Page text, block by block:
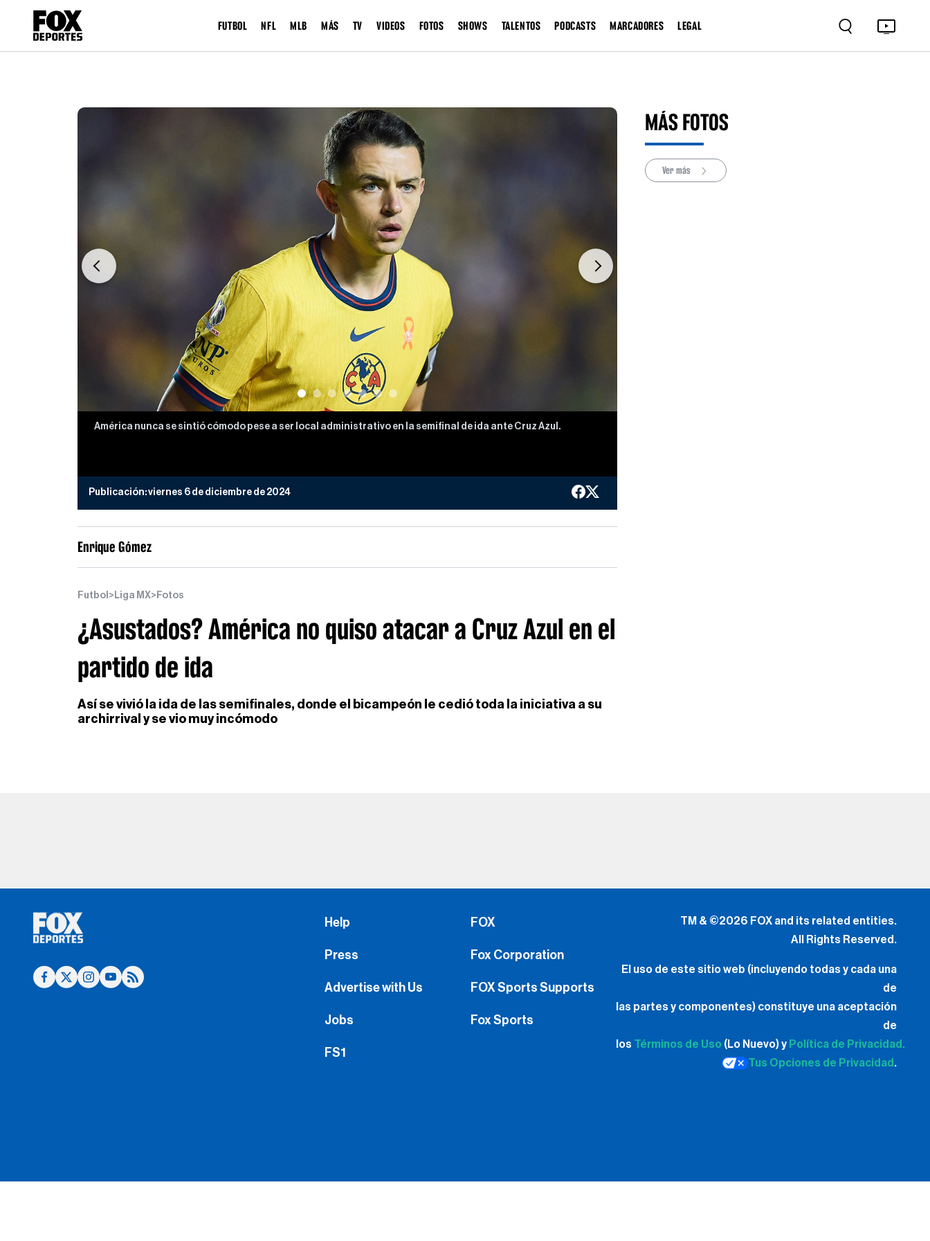
FUTBOL NFL MLB MÁS TV VIDEOS FOTOS SHOWS TALENTOS PODCASTS MARCADORES LEGAL
Previous Next
América nunca se sintió cómodo pese a ser local administrativo en la semifinal de ida ante Cruz Azul.
Publicación:viernes 6 de diciembre de 2024
Enrique Gómez
Futbol > Liga MX> Fotos
¿Asustados? América no quiso atacar a Cruz Azul en el
partido de ida
Así se vivió la ida de las semifinales, donde el bicampeón le cedió toda la iniciativa a su
archirrival y se vio muy incómodo
MÁS FOTOS
Ver más
Help
Press
Advertise with Us
Jobs
FS1
FOX
Fox Corporation
FOX Sports Supports
Fox Sports
TM & ©2026 FOX and its related entities.
All Rights Reserved.
El uso de este sitio web (incluyendo todas y cada una
de
las partes y componentes) constituye una aceptación
de
los Términos de Uso (Lo Nuevo) y Política de Privacidad.
Tus Opciones de Privacidad .